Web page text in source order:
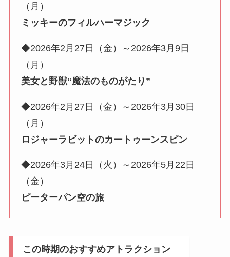
（月）
ミッキーのフィルハーマジック
◆2026年2月27日（金）～2026年3月9日
（月）
美女と野獣“魔法のものがたり”
◆2026年2月27日（金）～2026年3月30日
（月）
ロジャーラビットのカートゥーンスピン
◆2026年3月24日（火）～2026年5月22日
（金）
ピーターパン空の旅
この時期のおすすめアトラクション